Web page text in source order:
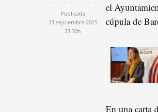
Publicada
23 septiembre 2025
23:30h
el
cúpula de
En una carta